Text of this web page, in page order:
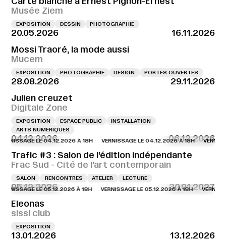
Musée Ziem
EXPOSITION DESSIN PHOTOGRAPHIE
20.05.2026
16.11.2026
Mossi Traoré, la mode aussi
Mucem
EXPOSITION PHOTOGRAPHIE DESIGN PORTES OUVERTES
28.08.2026
29.11.2026
Julien creuzet
Digitale Zone
EXPOSITION ESPACE PUBLIC
INSTALLATION
ARTS NUMÉRIQUES
04.12.2026 06.12.2026
LE 04.12.2026 À 18H VERNISSAGE LE 04.12.2026 À 18H VERNISSAGE
Trafic #3 : Salon de l’édition indépendante
Frac Sud - Cité de l’art contemporain
SALON RENCONTRES ATELIER LECTURE
05.12.2026 30.01.2027
LE 05.12.2026 À 18H VERNISSAGE LE 05.12.2026 À 18H VERNISSAGE
Eleonas
sissi club
EXPOSITION
13.01.2026
13.12.2026